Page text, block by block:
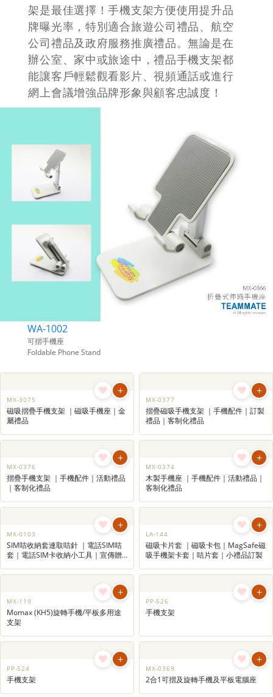
訂製 手機座支架
Mobile Stand & Holder
品牌選擇實用的宣傳禮品，訂製手機座支
架是最佳選擇！手機支架方便使用提升品
公司禮品及政府服務推廣禮品。無論是在
辦公室、家中或旅途中，禮品手機支架都
能讓客戶輕鬆觀看影片、視頻通話或進行
網上會議增強品牌形象與顧客忠誠度！
WA-1002
Foldable Phone Stand
+
MX-3075
磁吸摺疊手機支架 ｜磁吸手機座｜金
屬禮品
+
MX-0377
摺疊磁吸手機支架 ｜手機配件｜訂製
禮品｜客制化禮品
+
MX-0376
摺疊手機支架 ｜手機配件｜活動禮品
｜客制化禮品
+
MX-0374
木製手機座 ｜手機配件｜活動禮品｜
客制化禮品
+
MX-0103
SIM咭收納套連取咭針 ｜電話SIM咭
套｜電話SIM卡收納小工具｜宣傳贈
磁吸卡片套 ｜磁吸卡包｜MagSafe磁
吸手機架卡套｜咭片套｜小禮品訂製
MX-119
+
PP-526